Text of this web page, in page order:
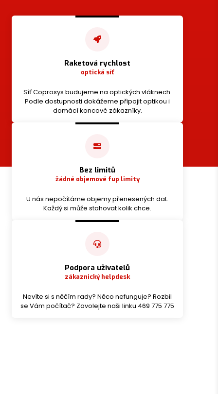
Raketová rychlost
optická síť
Síť Coprosys budujeme na optických vláknech.
Podle dostupnosti dokážeme připojit optikou i
domácí koncové zákazníky.
Bez limitů
žádné objemové fup limity
U nás nepočítáme objemy přenesených dat.
Každý si může stahovat kolik chce.
Podpora uživatelů
zákaznický helpdesk
Nevíte si s něčím rady? Něco nefunguje? Rozbil
se Vám počítač? Zavolejte naši linku 469 775 775